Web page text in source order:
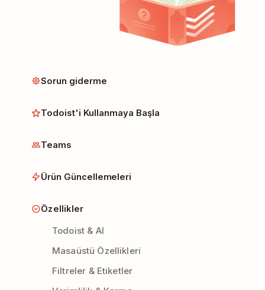
Sorun giderme
Todoist'i Kullanmaya Başla
Teams
Ürün Güncellemeleri
Özellikler
Todoist & AI
Masaüstü Özellikleri
Filtreler & Etiketler